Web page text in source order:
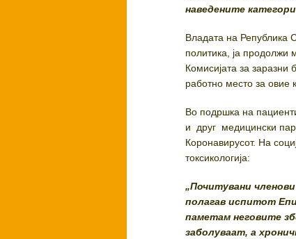
наведените
Владата на Република
политика, ја продолжи
Комисијата за заразни
работно место за овие
Во подршка на
и друг медицински
Коронавирусот. На
токсикологија:
„Почитувани
полагав испитот
паметам неговите
заболуваат, а